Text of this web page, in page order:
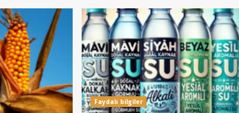
Faydalı bilgiler